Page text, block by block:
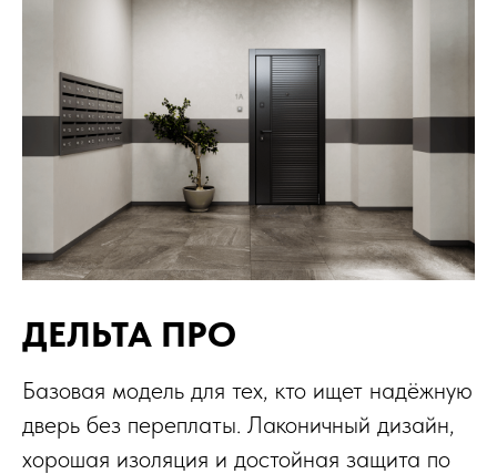
ДЕЛЬТА ПРО
Базовая модель для тех, кто ищет надёжную
дверь без переплаты. Лаконичный дизайн,
хорошая изоляция и достойная защита по